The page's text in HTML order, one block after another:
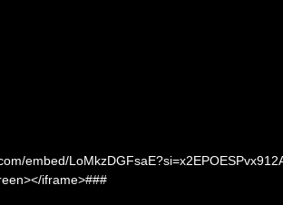
embed/
iframe>###